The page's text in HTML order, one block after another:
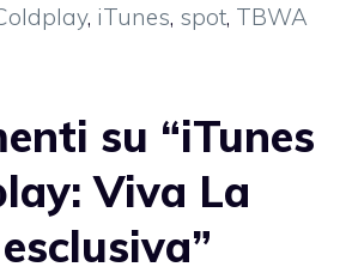
, iTunes, spot, TBWA
su “iTunes
Viva La